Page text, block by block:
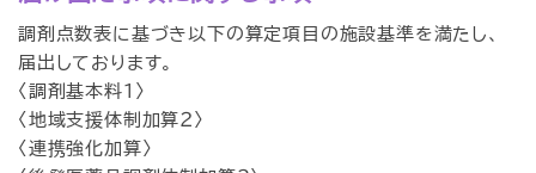
調剤点数表に基づき以下の算定項目の施設基準を満たし、
届出しております。
〈調剤基本料１〉
〈地域支援体制加算２〉
〈連携強化加算〉